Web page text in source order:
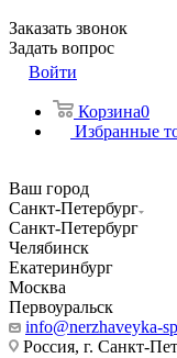
Заказать звонок
Задать вопрос
Войти
Корзина0
Избранные
Ваш город
Санкт-Петербург
Санкт-Петербург
Челябинск
Екатеринбург
Москва
Первоуральск
info@nerzhaveyka-
Россия, г. Санкт-